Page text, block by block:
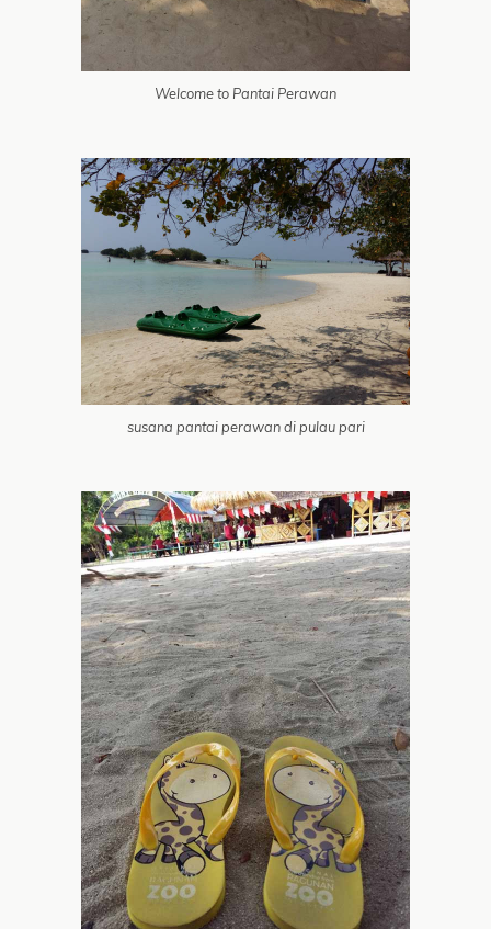
Welcome to Pantai Perawan
susana pantai perawan di pulau pari